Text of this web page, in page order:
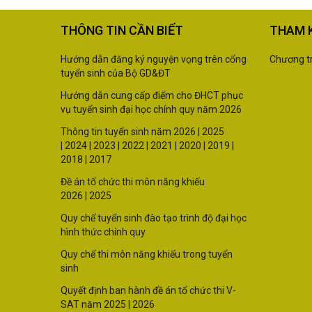
THÔNG TIN CẦN BIẾT
Hướng dẫn đăng ký nguyện vọng trên cổng
tuyển sinh của Bộ GD&ĐT
Hướng dẫn cung cấp điểm cho ĐHCT phục
vụ tuyển sinh đại học chính quy năm 2026
Thông tin tuyển sinh năm 2026 |
2025
2024 2023 2022 2021 2020 2019
2018
2017
Đề án tổ chức thi môn năng khiếu
2026
2025
Quy chế tuyển sinh đào tạo trình độ đại học
hình thức chính quy
Quy chế thi môn năng khiếu trong tuyển
sinh
Quyết định ban hành đề án tổ chức thi V-
SAT năm 2025 2026
THAM
Chương